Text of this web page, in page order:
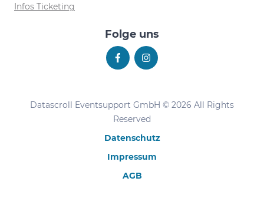
Infos Ticketing
Folge uns
Datascroll Eventsupport GmbH © 2026 All Rights
Reserved
Datenschutz
Impressum
AGB